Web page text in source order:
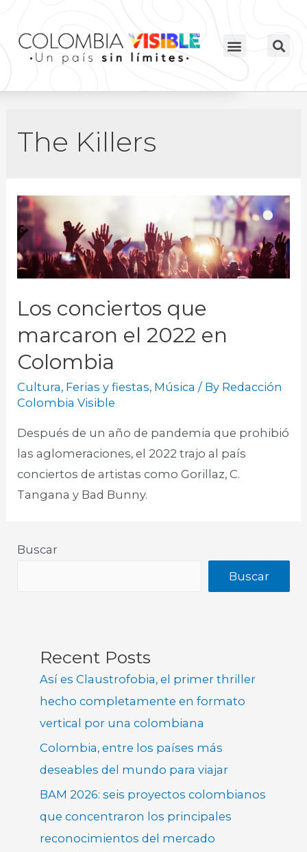
The Killers
Los conciertos que
marcaron el 2022 en
Colombia
Cultura, Ferias y fiestas, Música / By Redacción
Colombia Visible
Después de un año de pandemia que prohibió
las aglomeraciones, el 2022 trajo al país
conciertos de artistas como Gorillaz, C.
Tangana y Bad Bunny.
Buscar
Buscar
Recent Posts
Así es Claustrofobia, el primer thriller
hecho completamente en formato
vertical por una colombiana
Colombia, entre los países más
deseables del mundo para viajar
BAM 2026: seis proyectos colombianos
que concentraron los principales
reconocimientos del mercado